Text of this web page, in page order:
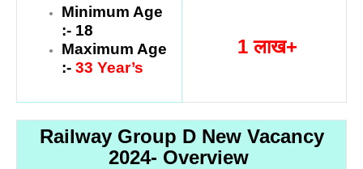
Minimum Age
:- 18
Maximum Age
:- 33 Year’s
1 लाख+
Railway Group D New Vacancy
2024- Overview